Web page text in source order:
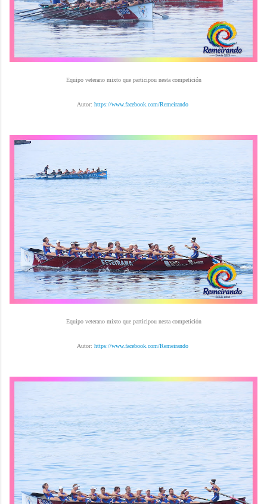
Equipo veterano mixto que participou nesta competición
Autor: https://www.facebook.com/Remeirando
Equipo veterano mixto que participou nesta competición
Autor: https://www.facebook.com/Remeirando